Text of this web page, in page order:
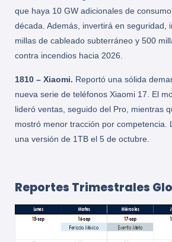
que haya 10 GW adicionales de
década. Además, invertirá en seguridad,
millas de cableado subterráneo y 500
contra incendios hacia 2026.
1810 – Xiaomi. Reportó una sólida
nueva serie de teléfonos Xiaomi 17. El
lideró ventas, seguido del Pro, mientras
mostró menor tracción por competencia.
una versión de 1TB el 5 de octubre.
Reportes Trimestrales